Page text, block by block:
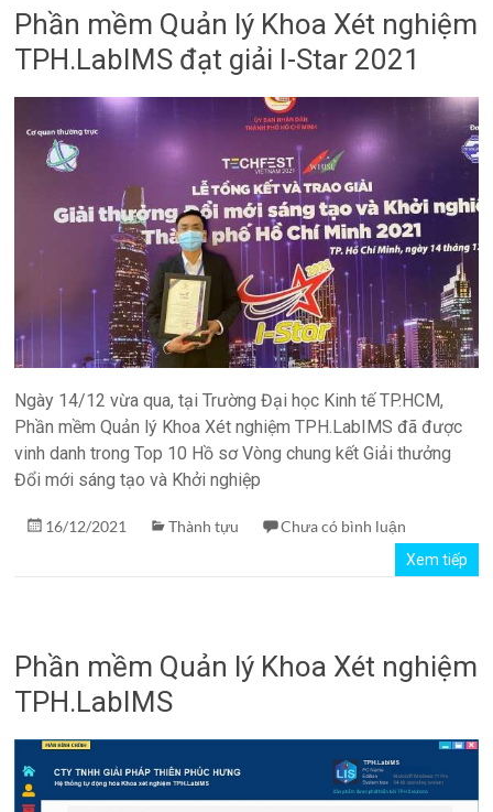
Phần mềm Quản lý Khoa Xét nghiệm
TPH.LabIMS đạt giải I-Star 2021
Ngày 14/12 vừa qua, tại Trường Đại học Kinh tế TP.HCM,
Phần mềm Quản lý Khoa Xét nghiệm TPH.LabIMS đã được
vinh danh trong Top 10 Hồ sơ Vòng chung kết Giải thưởng
Đổi mới sáng tạo và Khởi nghiệp
16/12/2021 Thành tựu Chưa có bình luận
Xem tiếp
Phần mềm Quản lý Khoa Xét nghiệm
TPH.LabIMS